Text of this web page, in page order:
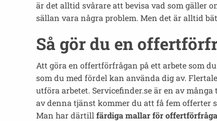
är det alltid svårare att bevisa vad som gäller
sällan vara några problem. Men det är alltid
Så gör du en
Att göra en offertförfrågan på ett arbete som
som du med fördel kan använda dig av.
utföra arbetet. Servicefinder.se är en av
av denna tjänst kommer du att få fem offerter
Man har därtill färdiga mallar för